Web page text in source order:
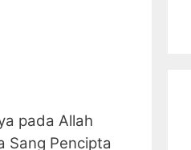
pada Allah
Sang Pencipta